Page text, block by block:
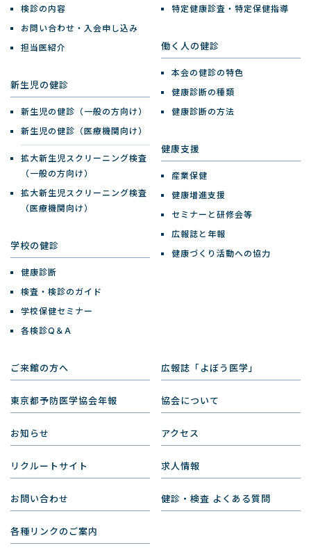
検診の内容
お問い合わせ・入会申し込み
担当医紹介
新生児の健診
新生児の健診（一般の方向け）
新生児の健診（医療機関向け）
拡大新生児スクリーニング検査
（一般の方向け）
拡大新生児スクリーニング検査
（医療機関向け）
学校の健診
健康診断
検査・検診のガイド
学校保健セミナー
各検診Q＆A
特定健康診査・特定保健指導
働く人の健診
本会の健診の特色
健康診断の種類
健康診断の方法
健康支援
産業保健
健康増進支援
セミナーと研修会等
広報誌と年報
健康づくり活動への協力
ご来館の方へ 広報誌「よぼう医学」
東京都予防医学協会年報 協会について
お知らせ アクセス
リクルートサイト 求人情報
お問い合わせ 健診・検査 よくある質問
各種リンクのご案内